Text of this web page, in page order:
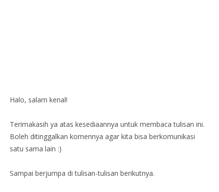
Halo, salam kenal!
Terimakasih ya atas kesediaannya untuk membaca tulisan ini.
Boleh ditinggalkan komennya agar kita bisa berkomunikasi
satu sama lain :)
Sampai berjumpa di tulisan-tulisan berikutnya.